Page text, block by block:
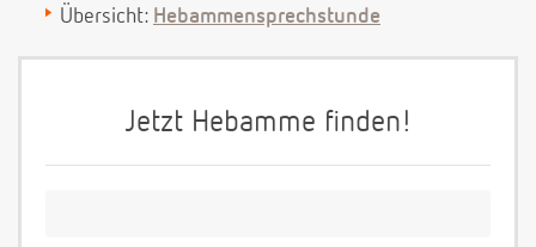
Übersicht: Hebammensprechstunde
Jetzt Hebamme finden!